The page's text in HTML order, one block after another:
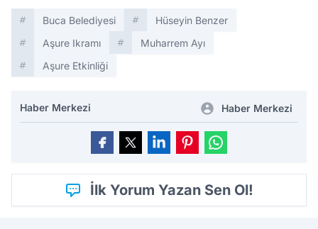
Buca Belediyesi
Hüseyin Benzer
Aşure Ikramı
Muharrem Ayı
Aşure Etkinliği
Haber Merkezi Haber Merkezi
İlk Yorum Yazan Sen Ol!